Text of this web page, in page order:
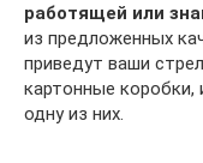
работящей или
из предложенных
приведут ваши
картонные
одну из них.